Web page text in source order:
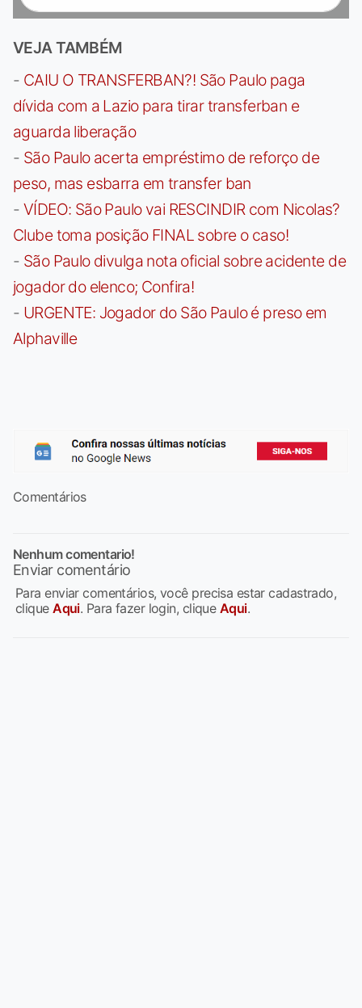
VEJA TAMBÉM
- CAIU O TRANSFERBAN?! São Paulo paga
dívida com a Lazio para tirar transferban e
aguarda liberação
- São Paulo acerta empréstimo de reforço de
peso, mas esbarra em transfer ban
- VÍDEO: São Paulo vai RESCINDIR com Nicolas?
Clube toma posição FINAL sobre o caso!
- São Paulo divulga nota oficial sobre acidente de
jogador do elenco; Confira!
- URGENTE: Jogador do São Paulo é preso em
Alphaville
Comentários
Nenhum comentario!
Enviar comentário
Para enviar comentários, você precisa estar cadastrado,
cliqueAqui. Para fazer login, clique Aqui.